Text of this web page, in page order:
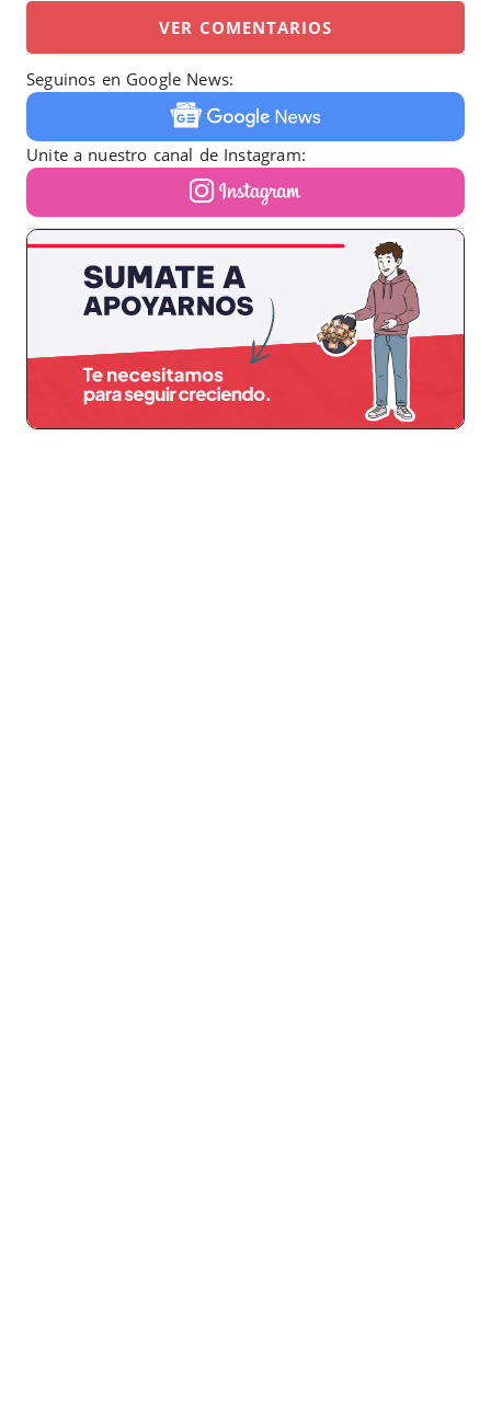
VER COMENTARIOS
Seguinos en Google News:
Unite a nuestro canal de Instagram: